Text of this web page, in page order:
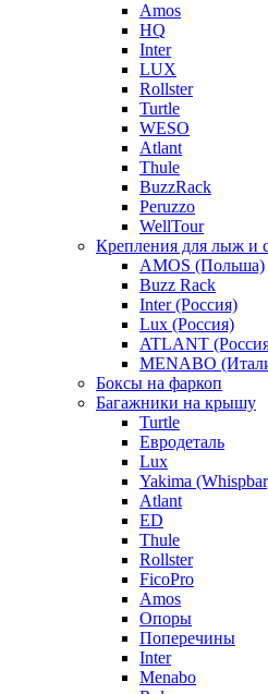
Amos
HQ
Inter
LUX
Rollster
Turtle
WESO
Atlant
Thule
BuzzRack
Peruzzo
WellTour
Крепления для лыж и
AMOS (Польша)
Buzz Rack
Inter (Россия)
Lux (Россия)
ATLANT
MENABO
Боксы на фаркоп
Багажники на крышу
Turtle
Евродеталь
Lux
Yakima
Atlant
ED
Thule
Rollster
FicoPro
Amos
Опоры
Поперечины
Inter
Menabo